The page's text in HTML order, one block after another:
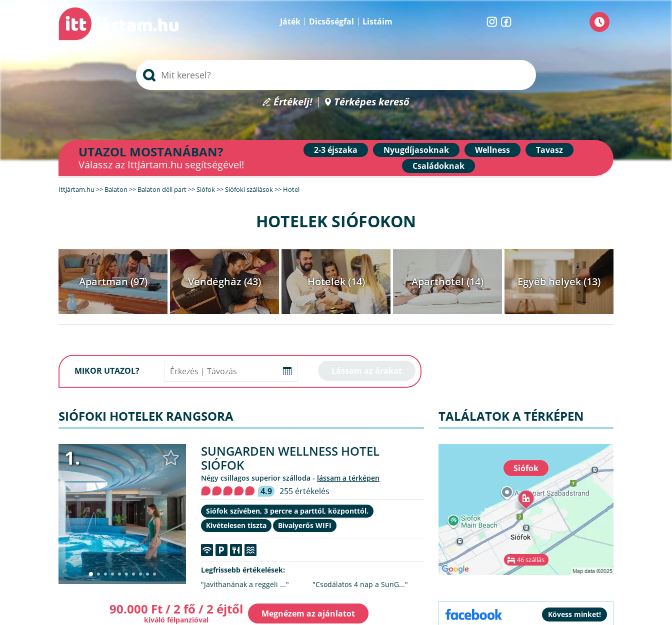
Játék Dicsőségfal Listáim
Értékelj! Térképes kereső
UTAZOL MOSTANÁBAN?
Válassz az IttJártam.hu segítségével!
2-3 éjszaka Nyugdíjasoknak Wellness
Tavasz
Családoknak
IttJártam.hu >> Balaton >> Balaton déli part>>Siófok>>Siófoki szállások>> Hotel
HOTELEK SIÓFOKON
Apartman (97) Vendégház (43) Hotelek (14) Aparthotel (14) Egyéb helyek (13)
MIKOR UTAZOL?
SIÓFOKI HOTELEK RANGSORA
1.
SUNGARDEN WELLNESS HOTEL
SIÓFOK
Négy csillagos superior szálloda - lássam a térképen
4.9 255 értékelés
Siófok szívében, 3 percre a parttól, központtól.
Kivételesen tiszta
Bivalyerős WIFI
Legfrissebb értékelések:
"Javithanának a reggeli ..."
"Csodálatos 4 nap a SunG..."
90.000 Ft / 2 fő / 2 éjtől
kiváló félpanzióval
Megnézem az ajánlatot
TALÁLATOK A TÉRKÉPEN
Siófok
46 szállás